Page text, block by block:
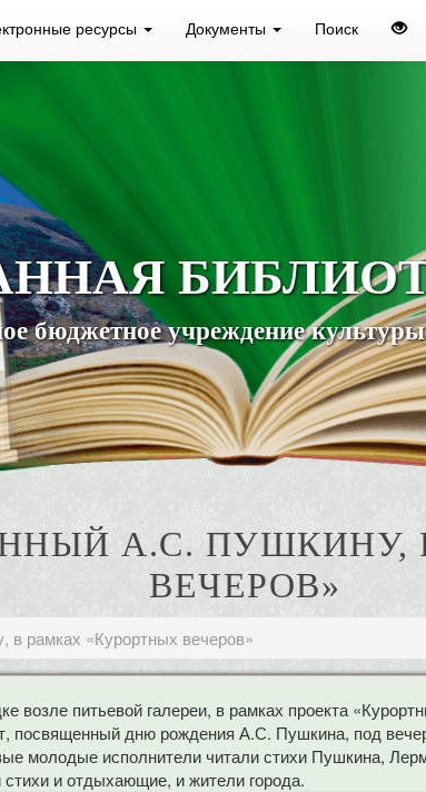
ресурсы Документы Поиск
бюджетное учреждение
А.С. ПУШКИНУ,
ВЕЧЕРОВ»
рамках «Курортных вечеров»
возле питьевой галереи, в рамках проекта
посвященный дню рождения А.С. Пушкина, под
молодые исполнители читали стихи Пушкина,
и отдыхающие, и жители города.